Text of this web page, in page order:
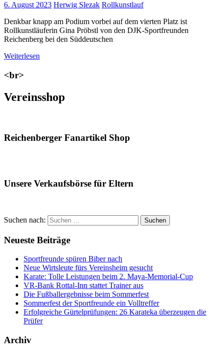
6. August 2023 Herwig Slezak Rollkunstlauf
Denkbar knapp am Podium vorbei auf dem vierten Platz ist
Rollkunstläuferin Gina Pröbstl von den DJK-Sportfreunden
Reichenberg bei den Süddeutschen
Weiterlesen
<br>
Vereinsshop
Reichenberger Fanartikel Shop
Unsere Verkaufsbörse für Eltern
Suchen nach: Suchen
Neueste Beiträge
Sportfreunde spüren Biber nach
Neue Wirtsleute fürs Vereinsheim gesucht
Karate: Tolle Leistungen beim 2. Maya-Memorial-Cup
VR-Bank Rottal-Inn stattet Trainer aus
Die Fußballergebnisse beim Sommerfest
Sommerfest der Sportfreunde ein Volltreffer
Erfolgreiche Gürtelprüfungen: 26 Karateka überzeugen die
Prüfer
Archiv